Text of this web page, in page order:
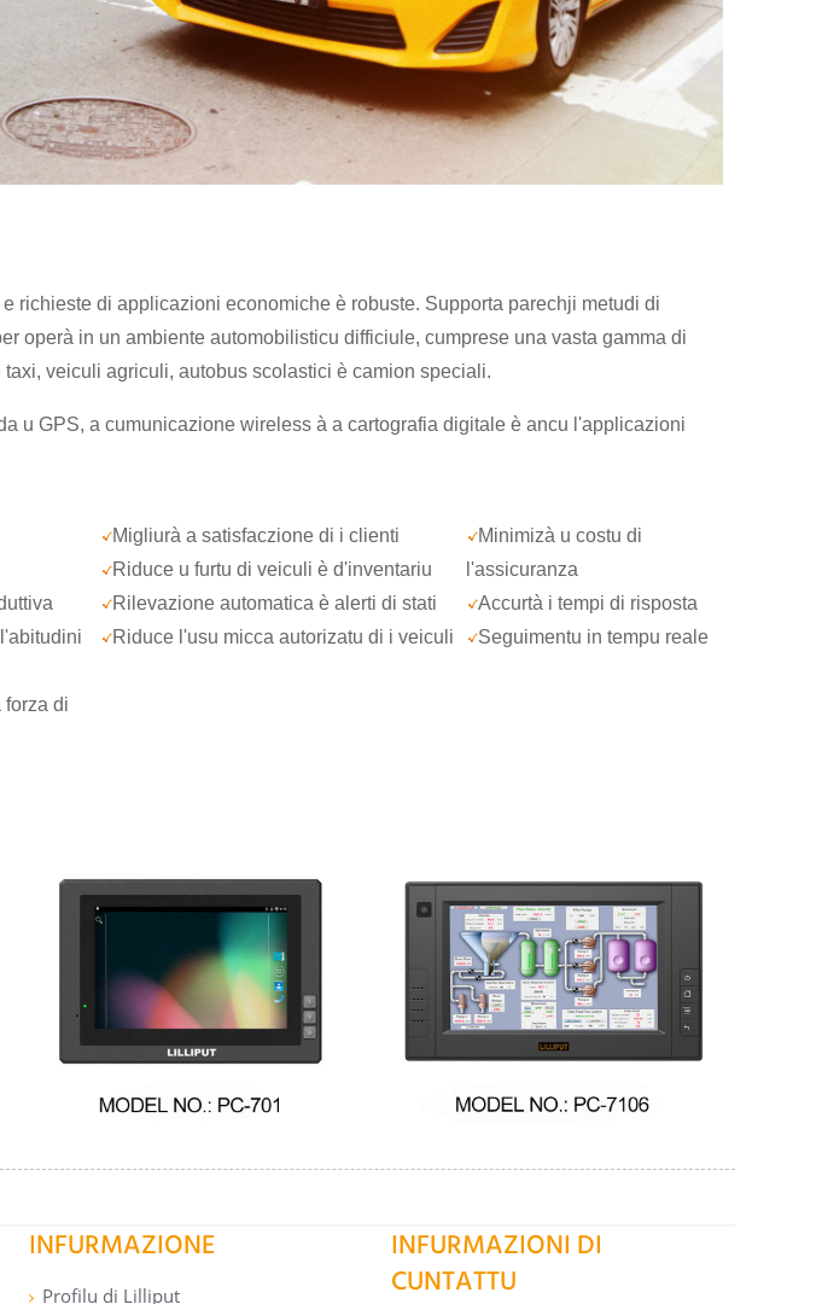
richieste di applicazioni economiche è robuste. Supporta parechji metudi di
operà in un ambiente automobilisticu difficiule, cumprese una vasta gamma di
veiculi agriculi, autobus scolastici è camion speciali.
u GPS, a cumunicazione wireless à a cartografia digitale è ancu l'applicazioni
forza di
Migliurà a satisfaczione di i clienti
Riduce u furtu di veiculi è d'inventariu
Rilevazione automatica è alerti di stati
Riduce l'usu micca autorizatu di i veiculi
Minimizà u costu di
l'assicuranza
Accurtà i tempi di risposta
Seguimentu in tempu reale
INFURMAZIONE
Profilu di Lilliput
INFURMAZIONI DI
CUNTATTU